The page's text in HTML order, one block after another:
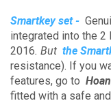
Smartkey set -
integrated into the 2
2016. But the
resistance). If you
features, go to
fitted with a safe